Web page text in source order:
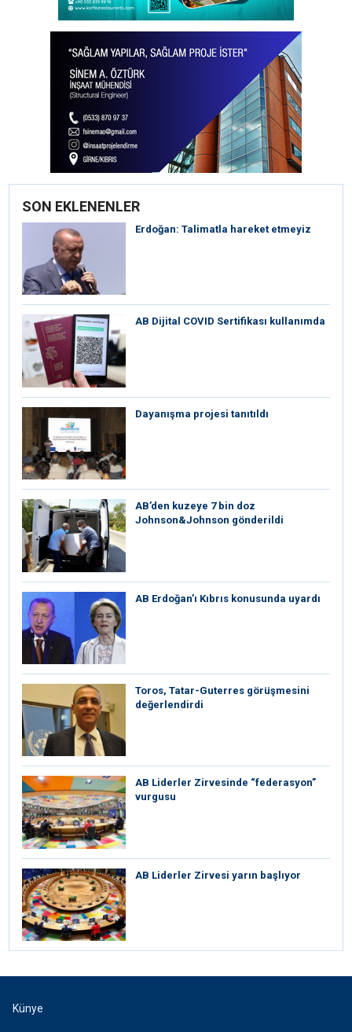
SON EKLENENLER
Erdoğan: Talimatla hareket etmeyiz
AB Dijital COVID Sertifikası kullanımda
Dayanışma projesi tanıtıldı
AB’den kuzeye 7 bin doz
Johnson&Johnson gönderildi
AB Erdoğan’ı Kıbrıs konusunda uyardı
Toros, Tatar-Guterres görüşmesini
değerlendirdi
AB Liderler Zirvesinde “federasyon”
vurgusu
AB Liderler Zirvesi yarın başlıyor
Künye